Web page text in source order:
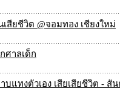
สียชีวิต @จอมทอง เชียงใหม่
ศาลเด็ก
แทงตัวเอง เสียเสียชีวิต - สั